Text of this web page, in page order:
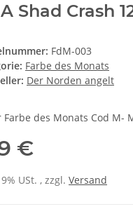
Shad Crash
FdM-003
Farbe des Monats
Der Norden angelt
Farbe des Monats Cod M-
€
USt. , zzgl. Versand